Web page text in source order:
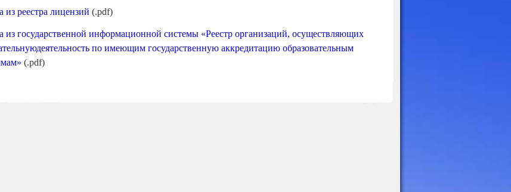
из реестра лицензий (.pdf)
из государственной информационной системы «Реестр организаций, осуществляющих
по имеющим государственную аккредитацию образовательным
(.pdf)